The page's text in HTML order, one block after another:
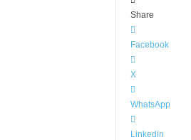
Share
Facebook
X
WhatsApp
Linkedin